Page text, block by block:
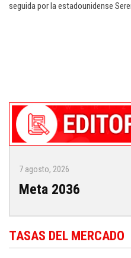
seguida por la estadounidense
Descubra la actualidad deportiva en
English.
7 agosto, 2026
Meta 2036
TASAS DEL MERCADO